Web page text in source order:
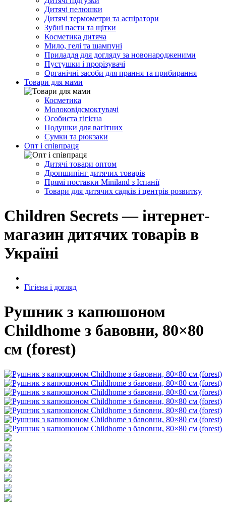
Дитячі пелюшки
Дитячі термометри та аспіратори
Зубні пасти та щітки
Косметика дитяча
Мило, гелі та шампуні
Приладдя для догляду за новонародженими
Пустушки і прорізувачі
Органічні засоби для прання та прибирання
Товари для мами
Косметика
Молоковідсмоктувачі
Особиста гігієна
Подушки для вагітних
Сумки та рюкзаки
Опт і співпраця
Дитячі товари оптом
Дропшипінг дитячих товарів
Прямі поставки Miniland з Іспанії
Товари для дитячих садків і центрів розвитку
Children Secrets — інтернет-
магазин дитячих товарів в
Україні
Гігієна і догляд
Рушник з капюшоном
Childhome з бавовни, 80×80
см (forest)